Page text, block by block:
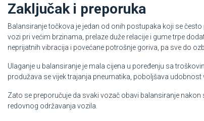
Zaključak i preporuka
Balansiranje točkova je jedan od onih postupaka koji se
vozi pri većim brzinama, prelaze duže relacije i gume trpe
neprijatnih vibracija i povećane potrošnje goriva, pa sve do
Ulaganje u balansiranje je mala cijena u poređenju sa
produžava se vijek trajanja pneumatika, poboljšava
Zato se preporučuje da svaki vozač obavi balansiranje
redovnog održavanja vozila.